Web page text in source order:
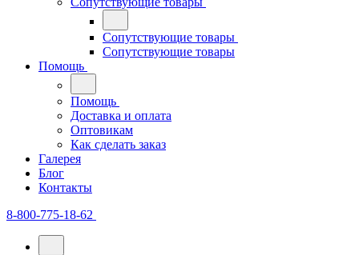
Сопутствующие товары
Сопутствующие товары
Помощь
Помощь
Доставка и оплата
Оптовикам
Как сделать заказ
Галерея
Блог
Контакты
8-800-775-18-62